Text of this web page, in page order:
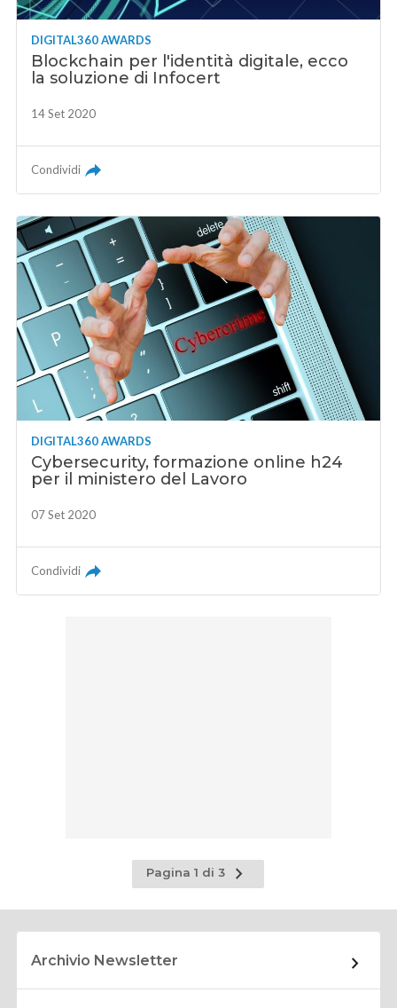
DIGITAL360 AWARDS
Blockchain per l'identità digitale, ecco
la soluzione di Infocert
14 Set 2020
Condividi
DIGITAL360 AWARDS
Cybersecurity, formazione online h24
per il ministero del Lavoro
07 Set 2020
Condividi
Pagina 1 di 3
Pagina
successiva
Archivio Newsletter